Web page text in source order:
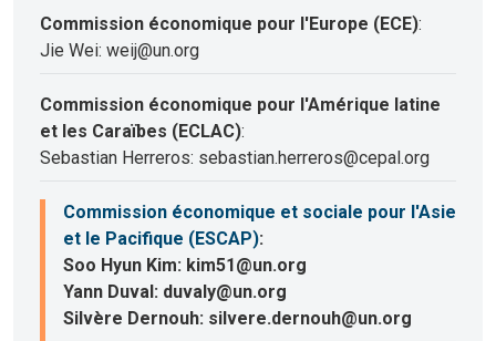
Commission économique pour l'Europe (ECE):
Jie Wei: weij@un.org
Commission économique pour l'Amérique latine
et les Caraïbes (ECLAC):
Sebastian Herreros: sebastian.herreros@cepal.org
Commission économique et sociale pour l'Asie
et le Pacifique (ESCAP):
Soo Hyun Kim: kim51@un.org
Yann Duval: duvaly@un.org
Silvère Dernouh: silvere.dernouh@un.org